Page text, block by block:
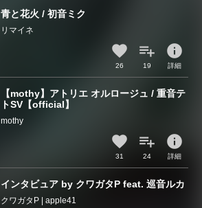
青と花火 / 初音ミク
リマイネ
26 19
info
詳細
【mothy】アトリエ オルロージュ / 重音テ
トSV【official】
mothy
31 24
info
詳細
インタビュア by クワガタP feat. 巡音ルカ
クワガタP | apple41